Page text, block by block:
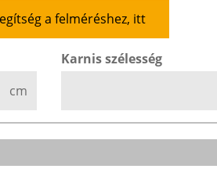
a felméréshez, itt
cm
Karnis szélesség